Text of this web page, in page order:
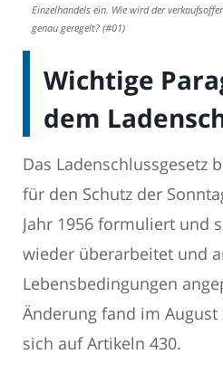
Einzelhandels ein. Wie wird der
genau geregelt? (#01)
Wichtige
dem
Das Ladenschlussgesetz
für den Schutz der
Jahr 1956 formuliert und
wieder überarbeitet und
Lebensbedingungen
Änderung fand im
sich auf Artikeln 430.